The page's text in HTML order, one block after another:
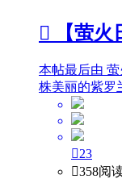
 【萤火
本帖最后由 萤
株美丽的紫罗
23
358阅